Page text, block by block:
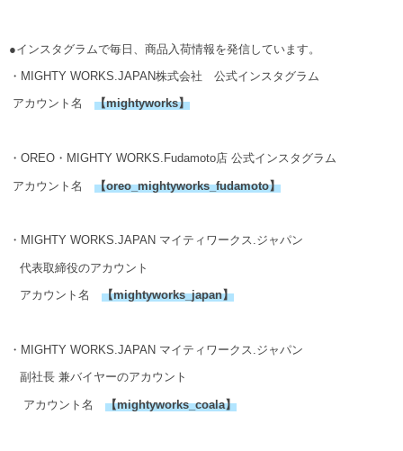
●インスタグラムで毎日、商品入荷情報を発信しています。
・MIGHTY WORKS.JAPAN株式会社 公式インスタグラム
アカウント名 【mightyworks】
・OREO・MIGHTY WORKS.Fudamoto店 公式インスタグラム
アカウント名 【oreo_mightyworks_fudamoto】
・MIGHTY WORKS.JAPAN マイティワークス.ジャパン
代表取締役のアカウント
アカウント名 【mightyworks_japan】
・MIGHTY WORKS.JAPAN マイティワークス.ジャパン
副社長 兼バイヤーのアカウント
アカウント名 【mightyworks_coala】